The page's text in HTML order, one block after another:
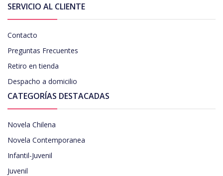
SERVICIO AL CLIENTE
Contacto
Preguntas Frecuentes
Retiro en tienda
Despacho a domicilio
CATEGORÍAS DESTACADAS
Novela Chilena
Novela Contemporanea
Infantil-Juvenil
Juvenil